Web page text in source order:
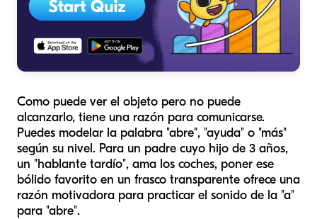
Como puede ver el objeto pero no puede
alcanzarlo, tiene una razón para comunicarse.
Puedes modelar la palabra "abre", "ayuda" o "más"
según su nivel. Para un padre cuyo hijo de 3 años,
un "hablante tardío", ama los coches, poner ese
bólido favorito en un frasco transparente ofrece una
razón motivadora para practicar el sonido de la "a"
para "abre".